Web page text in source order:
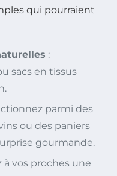
qui pourraient
:
sacs en tissus
parmi des
ou des paniers
gourmande.
à vos proches une